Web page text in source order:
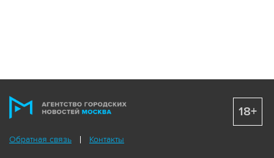
Обратная связь Контакты
18+